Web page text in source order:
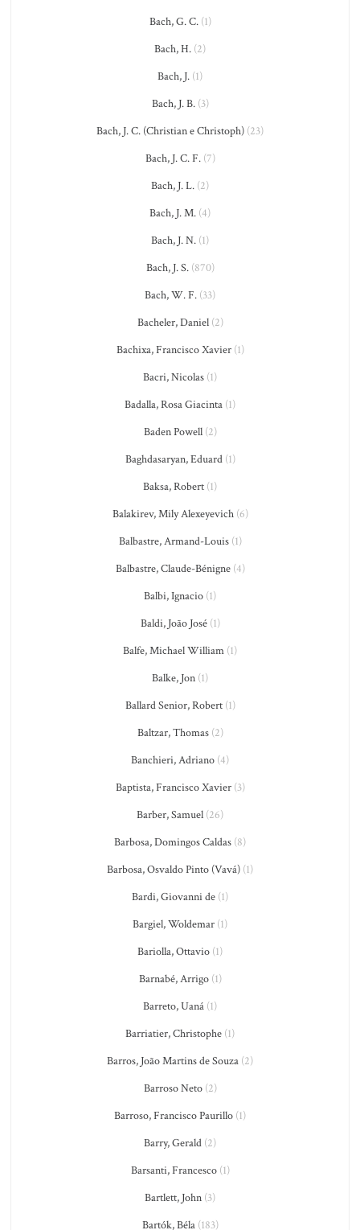
Bach, G. C.(1)
Bach, H. (2)
Bach, J. (1)
Bach, J. B.(3)
Bach, J. C. (Christian e Christoph) (23)
Bach, J. C. F.(7)
Bach, J. L. (2)
Bach, J. M. (4)
Bach, J. N. (1)
Bach, J. S.(870)
Bach, W. F. (33)
Bacheler, Daniel(2)
Bachixa, Francisco Xavier(1)
Bacri, Nicolas (1)
Badalla, Rosa Giacinta (1)
Baden Powell(2)
Baghdasaryan, Eduard(1)
Baksa, Robert (1)
Balakirev, Mily Alexeyevich(6)
Balbastre, Armand-Louis(1)
Balbastre, Claude-Bénigne(4)
Balbi, Ignacio (1)
Baldi, João José(1)
Balfe, Michael William (1)
Balke, Jon (1)
Ballard Senior, Robert(1)
Baltzar, Thomas(2)
Banchieri, Adriano (4)
Baptista, Francisco Xavier(3)
Barber, Samuel (26)
Barbosa, Domingos Caldas (8)
Barbosa, Osvaldo Pinto (Vavá) (1)
Bardi, Giovanni de (1)
Bargiel, Woldemar (1)
Bariolla, Ottavio (1)
Barnabé, Arrigo(1)
Barreto, Uaná (1)
Barriatier, Christophe (1)
Barros, João Martins de Souza (2)
Barroso Neto(2)
Barroso, Francisco Paurillo (1)
Barry, Gerald (2)
Barsanti, Francesco(1)
Bartlett, John (3)
Bartók, Béla(183)